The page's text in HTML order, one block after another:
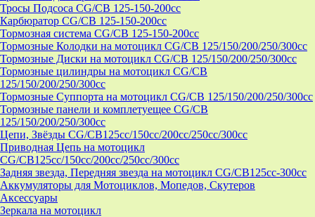
Тросы Подсоса CG/CB 125-150-200cc
Карбюратор CG/CB 125-150-200cc
Тормозная система CG/CB 125-150-200cc
Тормозные Колодки на мотоцикл CG/CB 125/150/200/250/300cc
Тормозные Диски на мотоцикл CG/CB 125/150/200/250/300cc
Тормозные цилиндры на мотоцикл CG/CB
125/150/200/250/300cc
Тормозные Суппорта на мотоцикл CG/CB 125/150/200/250/300cc
Тормозные панели и комплетуещее CG/CB
125/150/200/250/300cc
Цепи, Звёзды CG/CB125cc/150cc/200cc/250cc/300cc
Приводная Цепь на мотоцикл
CG/CB125cc/150cc/200cc/250cc/300cc
Задняя звезда, Передняя звезда на мотоцикл CG/CB125cc-300сс
Аккумуляторы для Мотоциклов, Мопедов, Скутеров
Аксессуары
Зеркала на мотоцикл